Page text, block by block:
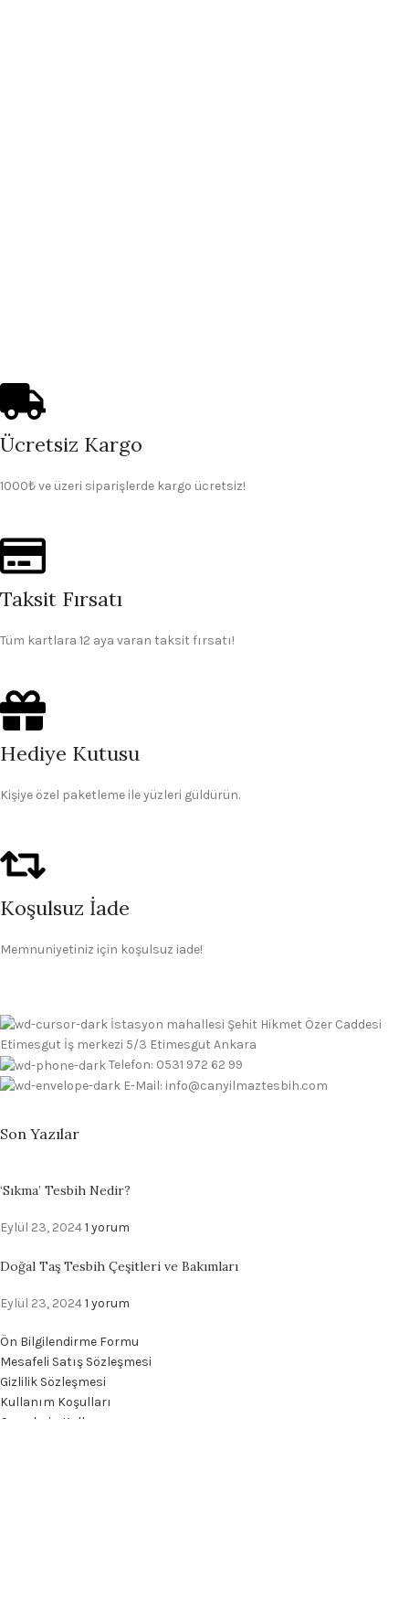
Ücretsiz Kargo
1000₺ ve üzeri siparişlerde kargo ücretsiz!
Taksit Fırsatı
Tüm kartlara 12 aya varan taksit fırsatı!
Hediye Kutusu
Kişiye özel paketleme ile yüzleri güldürün.
Koşulsuz İade
Memnuniyetiniz için koşulsuz iade!
İstasyon mahallesi Şehit Hikmet Özer Caddesi
Etimesgut İş merkezi 5/3 Etimesgut Ankara
Telefon: 0531 972 62 99
E-Mail: info@canyilmaztesbih.com
Son Yazılar
‘Sıkma’ Tesbih Nedir?
Eylül 23, 20241 yorum
Doğal Taş Tesbih Çeşitleri ve Bakımları
Eylül 23, 20241 yorum
Ön Bilgilendirme Formu
Mesafeli Satış Sözleşmesi
Gizlilik Sözleşmesi
Kullanım Koşulları
Çerezlerin Kullanımı